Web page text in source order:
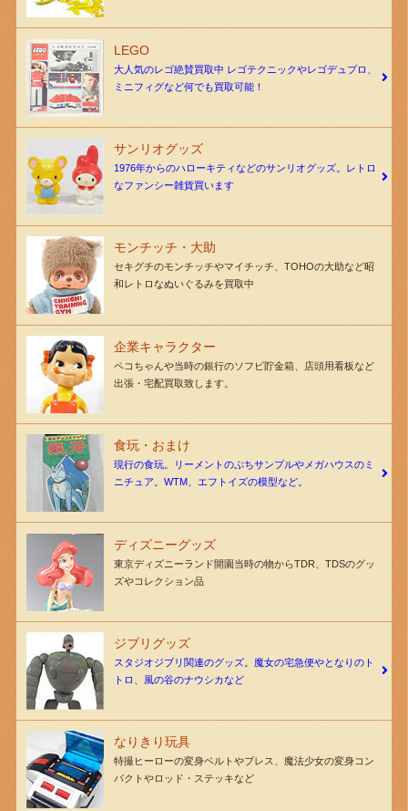
LEGO
大人気のレゴ絶賛買取中 レゴテクニックやレゴデュプロ、
ミニフィグなど何でも買取可能！
サンリオグッズ
1976年からのハローキティなどのサンリオグッズ。レトロ
なファンシー雑貨買います
モンチッチ・大助
セキグチのモンチッチやマイチッチ、TOHOの大助など昭
和レトロなぬいぐるみを買取中
企業キャラクター
ペコちゃんや当時の銀行のソフビ貯金箱、店頭用看板など
出張・宅配買取致します。
食玩・おまけ
現行の食玩。リーメントのぷちサンプルやメガハウスのミ
ニチュア。WTM、エフトイズの模型など。
ディズニーグッズ
東京ディズニーランド開園当時の物からTDR、TDSのグッ
ズやコレクション品
ジブリグッズ
スタジオジブリ関連のグッズ。魔女の宅急便やとなりのト
トロ、風の谷のナウシカなど
なりきり玩具
特撮ヒーローの変身ベルトやブレス、魔法少女の変身コン
パクトやロッド・ステッキなど